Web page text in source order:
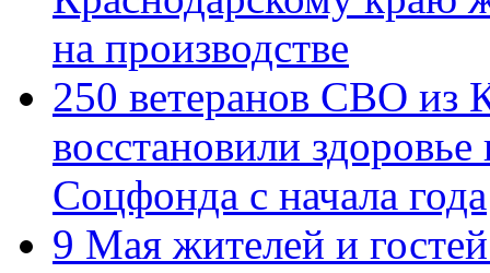
на производстве
250 ветеранов СВО из
восстановили
Соцфонда с начала года
9 Мая жителей и